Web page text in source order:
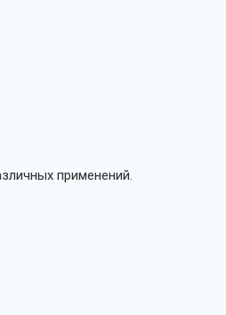
применений.